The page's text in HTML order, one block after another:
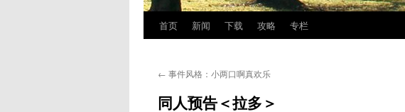
首页 新闻 下载 攻略 专栏
← 事件风格：小两口啊真欢乐
同人预告＜拉多＞